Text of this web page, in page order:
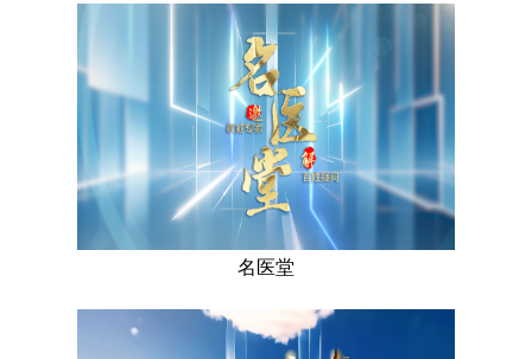
名医堂